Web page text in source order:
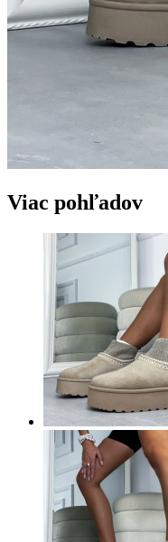
Viac pohľadov